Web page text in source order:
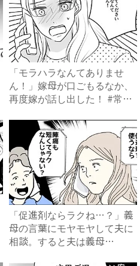
「モラハラなんてありませ
ん！」嫁母が口ごもるなか、
再度嫁が話し出した！ #常識
「促進剤ならラクね…？」義
母の言葉にモヤモヤして夫に
相談。すると夫は義母